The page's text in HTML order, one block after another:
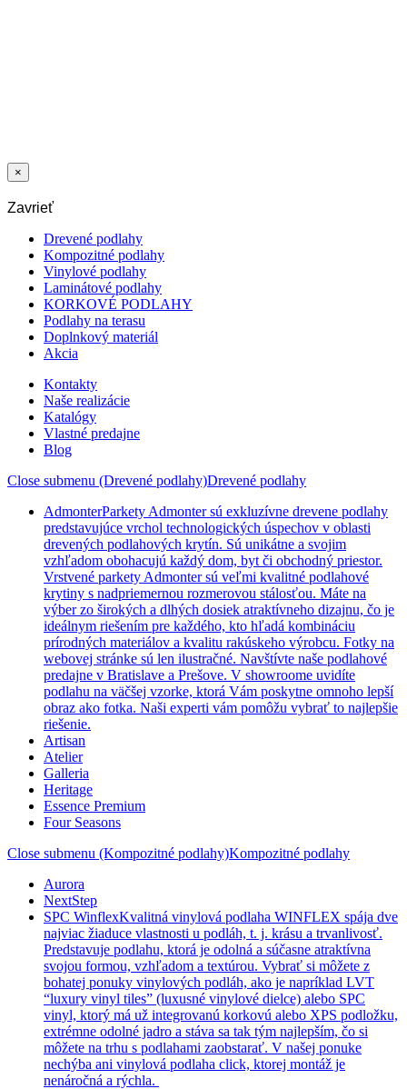
×
Zavrieť
Drevené podlahy
Kompozitné podlahy
Vinylové podlahy
Laminátové podlahy
KORKOVÉ PODLAHY
Podlahy na terasu
Doplnkový materiál
Akcia
Kontakty
Naše realizácie
Katalógy
Vlastné predajne
Blog
Close submenu (Drevené podlahy)Drevené podlahy
AdmonterParkety Admonter sú exkluzívne drevene podlahy
predstavujúce vrchol technologických úspechov v oblasti
drevených podlahových krytín. Sú unikátne a svojim
vzhľadom obohacujú každý dom, byt či obchodný priestor.
Vrstvené parkety Admonter sú veľmi kvalitné podlahové
krytiny s nadpriemernou rozmerovou stálosťou. Máte na
výber zo širokých a dlhých dosiek atraktívneho dizajnu, čo je
ideálnym riešením pre každého, kto hľadá kombináciu
prírodných materiálov a kvalitu rakúskeho výrobcu. Fotky na
webovej stránke sú len ilustračné. Navštívte naše podlahové
predajne v Bratislave a Prešove. V showroome uvidíte
podlahu na väčšej vzorke, ktorá Vám poskytne omnoho lepší
obraz ako fotka. Naši experti vám pomôžu vybrať to najlepšie
riešenie.
Artisan
Atelier
Galleria
Heritage
Essence Premium
Four Seasons
Close submenu (Kompozitné podlahy)Kompozitné podlahy
Aurora
NextStep
SPC WinflexKvalitná vinylová podlaha WINFLEX spája dve
najviac žiaduce vlastnosti u podláh, t. j. krásu a trvanlivosť.
Predstavuje podlahu, ktorá je odolná a súčasne atraktívna
svojou formou, vzhľadom a textúrou. Vybrať si môžete z
bohatej ponuky vinylových podláh, ako je napríklad LVT
“luxury vinyl tiles” (luxusné vinylové dielce) alebo SPC
vinyl, ktorý má už integrovanú korkovú alebo XPS podložku,
extrémne odolné jadro a stáva sa tak tým najlepším, čo si
môžete na trhu s podlahami zaobstarať. V našej ponuke
nechýba ani vinylová podlaha click, ktorej montáž je
nenáročná a rýchla.